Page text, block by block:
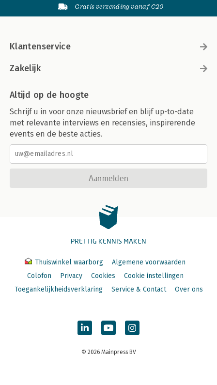
Gratis verzending vanaf €20
Klantenservice
Zakelijk
Altijd op de hoogte
Schrijf u in voor onze nieuwsbrief en blijf up-to-date
met relevante interviews en recensies, inspirerende
events en de beste acties.
Aanmelden
PRETTIG KENNIS MAKEN
Thuiswinkel waarborg
Algemene voorwaarden
Colofon
Privacy Cookies
Cookie instellingen
Toegankelijkheidsverklaring
Service & Contact Over ons
© 2026 Mainpress BV